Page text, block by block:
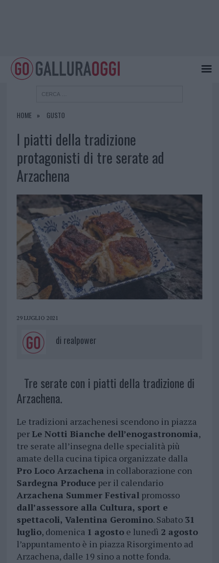
HOME GUSTO
I piatti della tradizione
protagonisti di tre serate ad
Arzachena
29 LUGLIO 2021
di realpower
Tre serate con i piatti della tradizione di
Arzachena.
Le tradizioni arzachenesi scendono in piazza
perLe Notti Bianche dell’enogastronomia,
tre serate all’insegna delle specialità più
amate della cucina tipica organizzate dalla
Pro Loco Arzachena in collaborazione con
Sardegna Produceper il calendario
Arzachena Summer Festivalpromosso
dall’assessore alla Cultura, sport e
spettacoli, Valentina Geromino. Sabato 31
luglio, domenica 1 agostoe lunedì 2 agosto
l’appuntamento è in piazza Risorgimento ad
Arzachena, dalle 19 sino a notte fonda.